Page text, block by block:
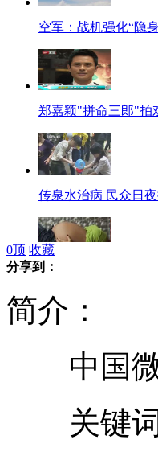
空军：战机强化“隐
郑嘉颖"拼命三郎"拍
传泉水治病 民众日
新版护照"吕"姓拼音
0顶 收藏
分享到：
简介：
中国微
关键词